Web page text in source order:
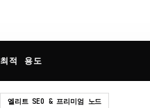
최적 용도
엘리트 SEO & 프리미엄 노드